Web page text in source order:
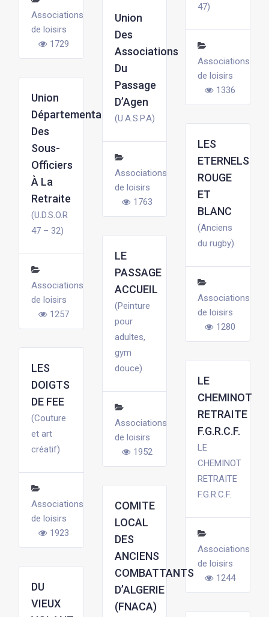
Associations
de loisirs
1729
47)
Associations
de loisirs
1336
Union
Départementale
Des
Sous-
Officiers
À La
Retraite
(U.D.S.O.R
47 – 32)
Associations
de loisirs
1257
Union
Des
Associations
Du
Passage
D’Agen
(U.A.S.P.A)
Associations
de loisirs
1763
LES
ETERNELS
ROUGE
ET
BLANC
(Anciens
du rugby)
Associations
de loisirs
1280
LES
DOIGTS
DE FEE
(Couture
et art
créatif)
Associations
de loisirs
1923
LE
PASSAGE
ACCUEIL
(Peinture
pour
adultes,
gym
douce)
Associations
de loisirs
1952
LE
CHEMINOT
RETRAITE
F.G.R.C.F.
LE
CHEMINOT
RETRAITE
F.G.R.C.F.
Associations
de loisirs
1244
DU
VIEUX
COMITE
LOCAL
DES
ANCIENS
COMBATTANTS
D’ALGERIE
(FNACA)